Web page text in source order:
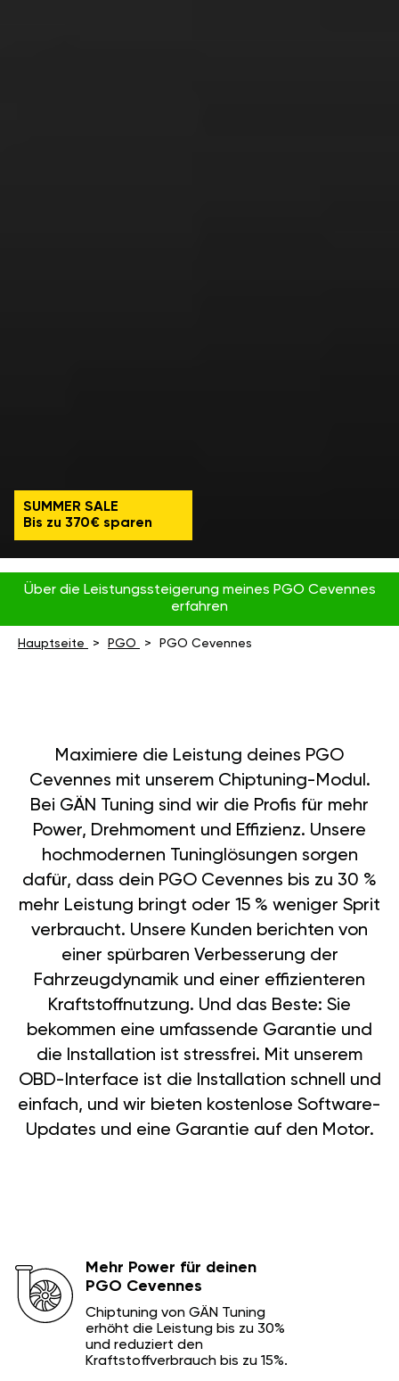
SUMMER SALE
Bis zu 370€ sparen
Über die Leistungssteigerung meines PGO Cevennes
erfahren
Hauptseite PGO PGO Cevennes
Maximiere die Leistung deines PGO
Cevennes mit unserem Chiptuning-Modul.
Bei GÄN Tuning sind wir die Profis für mehr
Power, Drehmoment und Effizienz. Unsere
hochmodernen Tuninglösungen sorgen
dafür, dass dein PGO Cevennes bis zu 30 %
mehr Leistung bringt oder 15 % weniger Sprit
verbraucht. Unsere Kunden berichten von
einer spürbaren Verbesserung der
Fahrzeugdynamik und einer effizienteren
Kraftstoffnutzung. Und das Beste: Sie
bekommen eine umfassende Garantie und
die Installation ist stressfrei. Mit unserem
OBD-Interface ist die Installation schnell und
einfach, und wir bieten kostenlose Software-
Updates und eine Garantie auf den Motor.
Mehr Power für deinen
PGO Cevennes
Chiptuning von GÄN Tuning
erhöht die Leistung bis zu 30%
und reduziert den
Kraftstoffverbrauch bis zu 15%.